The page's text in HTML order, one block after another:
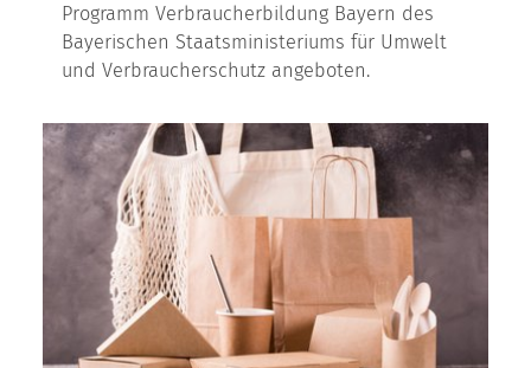
Programm Verbraucherbildung Bayern des
Bayerischen Staatsministeriums für Umwelt
und Verbraucherschutz angeboten.